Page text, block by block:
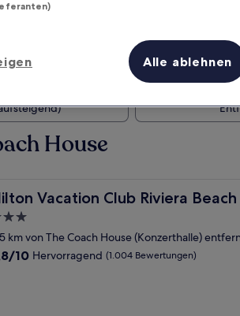
Dieses
7.
House
Vacation Club Riviera
Vacation Club Riviera Beach & Shores
km von The Coach House (Konzerthalle)
10 Hervorragend (1.004 Bewertungen)
Alle ablehnen